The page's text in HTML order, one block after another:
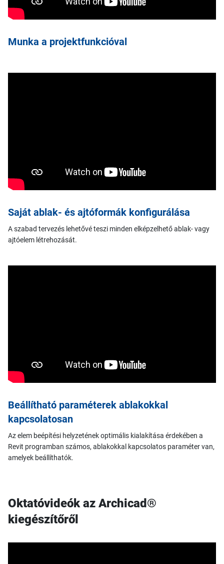
Munka a projektfunkcióval
Saját ablak- és ajtóformák konfigurálása
A szabad tervezés lehetővé teszi minden elképzelhető ablak- vagy
ajtóelem létrehozását.
Beállítható paraméterek ablakokkal
kapcsolatosan
Az elem beépítési helyzetének optimális kialakítása érdekében a
Revit programban számos, ablakokkal kapcsolatos paraméter van,
amelyek beállíthatók.
Oktatóvideók az Archicad®
kiegészítőről